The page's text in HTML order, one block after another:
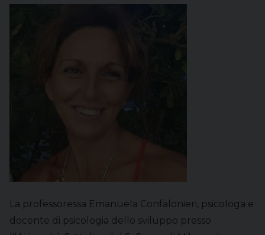
La professoressa Emanuela Confalonieri, psicologa e
docente di psicologia dello sviluppo presso